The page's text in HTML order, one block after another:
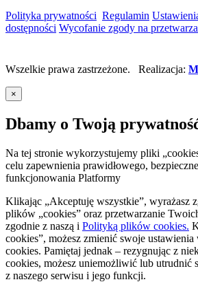
Polityka prywatności Regulamin
dostępności Wycofanie zgody na
Wszelkie prawa zastrzeżone. Realizacja:
×
Dbamy o Twoją
Na tej stronie wykorzystujemy pliki
celu zapewnienia prawidłowego,
funkcjonowania Platformy
Klikając „Akceptuję wszystkie”, wyrażasz
plików „cookies” oraz przetwarzanie
zgodnie z naszą i Polityką plików cookies.
cookies”, możesz zmienić swoje
cookies. Pamiętaj jednak – rezygnując z
cookies, możesz uniemożliwić lub utrudnić
z naszego serwisu i jego funkcji.